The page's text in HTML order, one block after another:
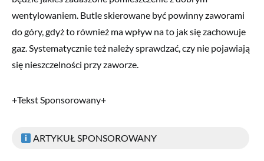
wentylowaniem. Butle skierowane być powinny zaworami
do góry, gdyż to również ma wpływ na to jak się zachowuje
gaz. Systematycznie też należy sprawdzać, czy nie pojawiają
się nieszczelności przy zaworze.
+Tekst Sponsorowany+
ARTYKUŁ SPONSOROWANY